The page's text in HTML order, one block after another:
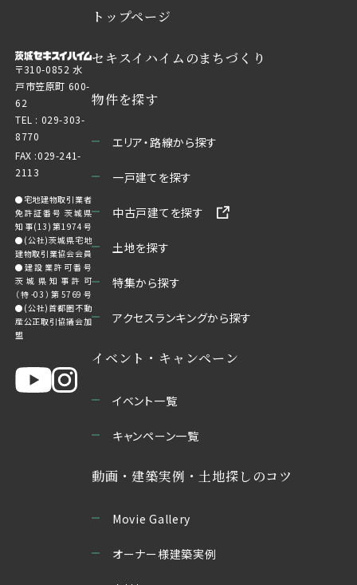
〒310-0852 水
戸市笠原町 600-
62
TEL : 029-303-
8770
FAX :029-241-
2113
●宅地建物取引業者
免許証番号 茨城県
知事(13)第1974号
●(公社)茨城県宅地
建物取引業協会会員
●建設業許可番号
茨城県知事許可
（特-03）第5769号
●(公社)首都圏不動
産公正取引協議会加
盟
トップページ
セキスイハイムのまちづくり
物件を探す
エリア・路線から探す
一戸建てを探す
中古戸建てを探す
土地を探す
特集から探す
アクセスランキングから探す
イベント・キャンペーン
イベント一覧
キャンペーン一覧
動画・建築実例・土地探しのコツ
Movie Gallery
オーナー様建築実例